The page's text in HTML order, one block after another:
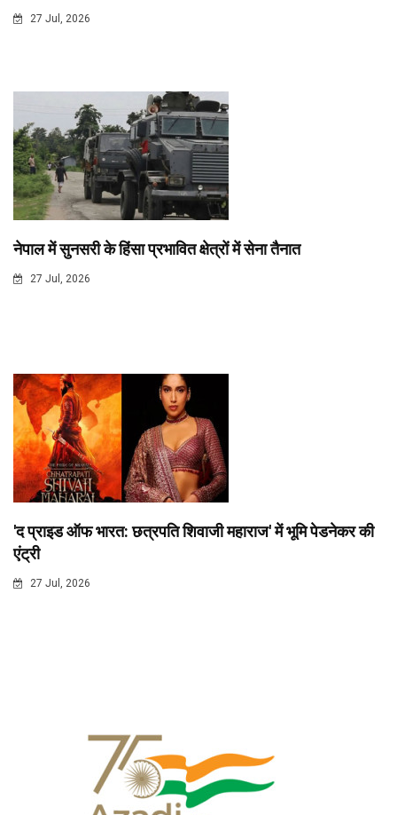
27 Jul, 2026
नेपाल में सुनसरी के हिंसा प्रभावित क्षेत्रों में सेना तैनात
27 Jul, 2026
'द प्राइड ऑफ भारत: छत्रपति शिवाजी महाराज' में भूमि पेडनेकर की
एंट्री
27 Jul, 2026